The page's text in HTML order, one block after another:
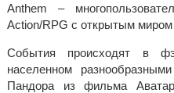
Anthem –
Action/RPG с открытым миром
События происходят в
населенном
Пандора из фильма